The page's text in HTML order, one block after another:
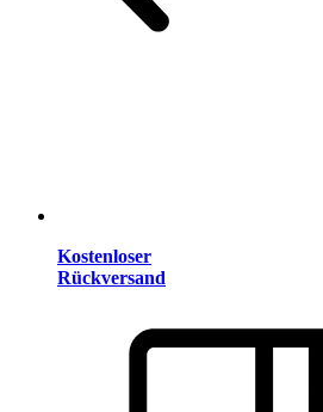
Kostenloser
Rückversand